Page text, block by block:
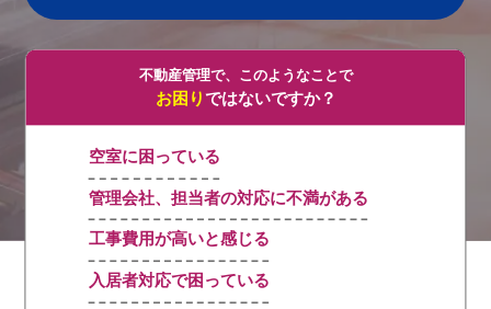
不動産管理で、このようなことで
お困りではないですか？
空室に困っている
管理会社、担当者の対応に不満がある
工事費用が高いと感じる
入居者対応で困っている